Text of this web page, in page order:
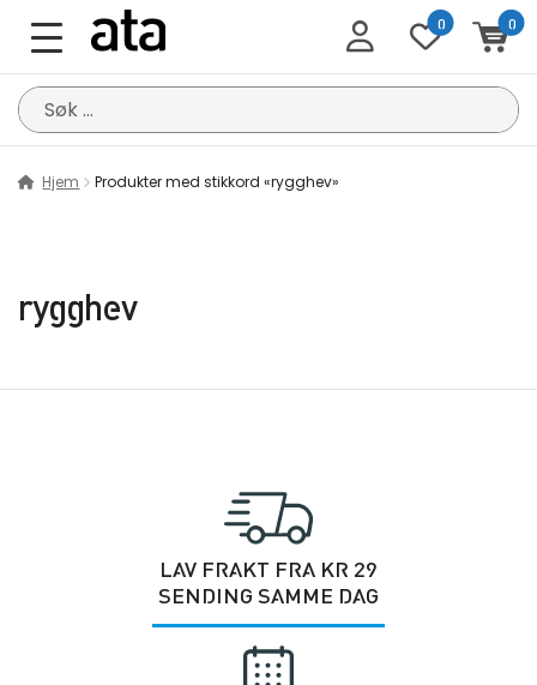
0 0
Søk
etter:
Hjem Produkter med stikkord «rygghev»
rygghev
LAV FRAKT FRA KR 29
SENDING SAMME DAG